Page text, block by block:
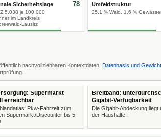
Sicherheitslage
5.038 je 100.000
im Landkreis
Lausitz
78 Umfeldstruktur
25,1 % Wald, 1,6 % Gewässer
nachvollziehbaren Kontextdaten. Datenbasis und
Supermarkt
erreichbar
Pkw-Fahrzeit zum
Supermarkt/Discounter bis 5
Breitband:
Gigabit-Verfügbarkeit
Die Gigabit-Abdeckung liegt
der Haushalte.